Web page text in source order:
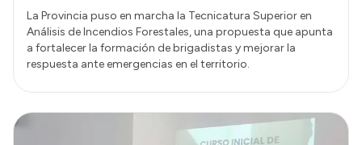
La Provincia puso en marcha la Tecnicatura Superior en
Análisis de Incendios Forestales, una propuesta que apunta
a fortalecer la formación de brigadistas y mejorar la
respuesta ante emergencias en el territorio.